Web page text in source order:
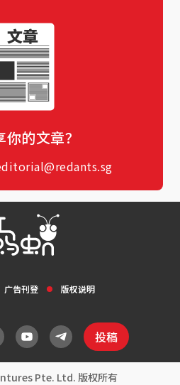
的文章？
广告刊登 版权说明
投稿
Pte. Ltd. 版权所有